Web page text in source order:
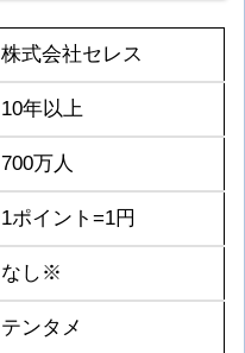
株式会社セレス
10年以上
700万人
1ポイント=1円
なし※
テンタメ